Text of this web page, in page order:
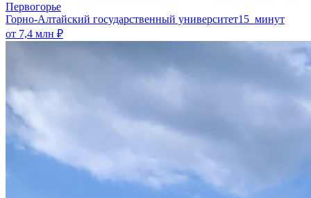
Первогорье
Горно-Алтайский государственный университет15 минут
от 7,4 млн ₽